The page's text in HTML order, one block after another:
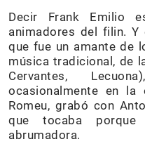
Decir Frank Emilio
animadores del filin. Y
que fue un amante de
música tradicional, de
Cervantes,
ocasionalmente en la
Romeu, grabó con
que tocaba
abrumadora.